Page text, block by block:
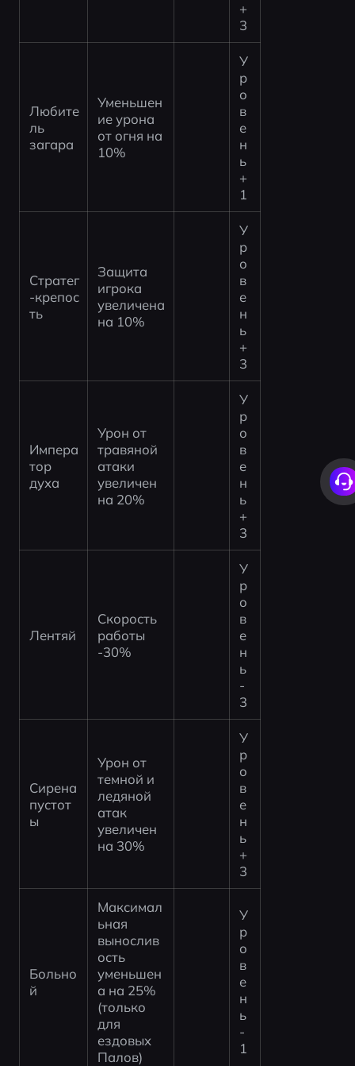
+
3
Любите
ль
загара
Уменьшен
ие урона
от огня на
10%
У
р
о
в
е
н
ь
+
1
Стратег
-крепос
ть
Защита
игрока
увеличена
на 10%
У
р
о
в
е
н
ь
+
3
Импера
тор
духа
Урон от
травяной
атаки
увеличен
на 20%
У
р
о
в
е
н
ь
+
3
Лентяй
Скорость
работы
-30%
У
р
о
в
е
н
ь
-
3
Сирена
пустот
ы
Урон от
темной и
ледяной
атак
увеличен
на 30%
У
р
о
в
е
н
ь
+
3
Больно
й
Максимал
ьная
вынослив
ость
уменьшен
а на 25%
(только
для
ездовых
Палов)
У
р
о
в
е
н
ь
-
1